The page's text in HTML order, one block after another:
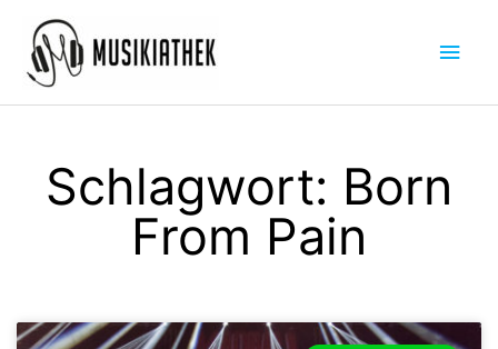
Inhalt
springen
Schlagwort: Born
From Pain